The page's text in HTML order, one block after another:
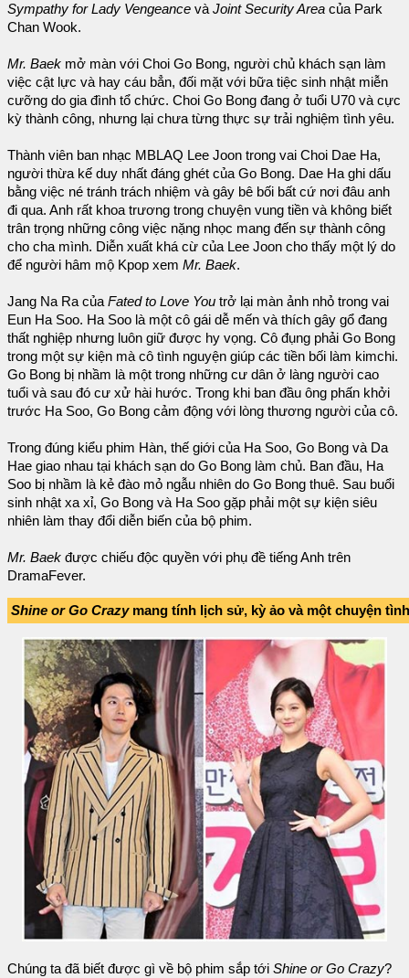
Sympathy for Lady Vengeance và Joint Security Area của Park
Chan Wook.
Mr. Baek mở màn với Choi Go Bong, người chủ khách sạn làm
việc cật lực và hay cáu bẳn, đối mặt với bữa tiệc sinh nhật miễn
cưỡng do gia đình tổ chức. Choi Go Bong đang ở tuổi U70 và cực
kỳ thành công, nhưng lại chưa từng thực sự trải nghiệm tình yêu.
Thành viên ban nhạc MBLAQ Lee Joon trong vai Choi Dae Ha,
người thừa kế duy nhất đáng ghét của Go Bong. Dae Ha ghi dấu
bằng việc né tránh trách nhiệm và gây bê bối bất cứ nơi đâu anh
đi qua. Anh rất khoa trương trong chuyện vung tiền và không biết
trân trọng những công việc nặng nhọc mang đến sự thành công
cho cha mình. Diễn xuất khá cừ của Lee Joon cho thấy một lý do
để người hâm mộ Kpop xem Mr. Baek.
Jang Na Ra của Fated to Love You trở lại màn ảnh nhỏ trong vai
Eun Ha Soo. Ha Soo là một cô gái dễ mến và thích gây gổ đang
thất nghiệp nhưng luôn giữ được hy vọng. Cô đụng phải Go Bong
trong một sự kiện mà cô tình nguyện giúp các tiền bối làm kimchi.
Go Bong bị nhầm là một trong những cư dân ở làng người cao
tuổi và sau đó cư xử hài hước. Trong khi ban đầu ông phấn khởi
trước Ha Soo, Go Bong cảm động với lòng thương người của cô.
Trong đúng kiểu phim Hàn, thế giới của Ha Soo, Go Bong và Da
Hae giao nhau tại khách sạn do Go Bong làm chủ. Ban đầu, Ha
Soo bị nhầm là kẻ đào mỏ ngẫu nhiên do Go Bong thuê. Sau buổi
sinh nhật xa xỉ, Go Bong và Ha Soo gặp phải một sự kiện siêu
nhiên làm thay đổi diễn biến của bộ phim.
Mr. Baek được chiếu độc quyền với phụ đề tiếng Anh trên
DramaFever.
Shine or Go Crazymang tính lịch sử, kỳ ảo và một chuyện
Chúng ta đã biết được gì về bộ phim sắp tới Shine or Go Crazy?